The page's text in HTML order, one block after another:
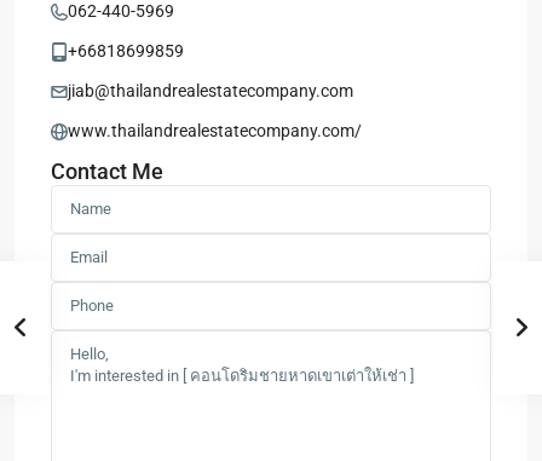
062-440-5969
+66818699859
jiab@thailandrealestatecompany.com
www.thailandrealestatecompany.com/
Contact Me